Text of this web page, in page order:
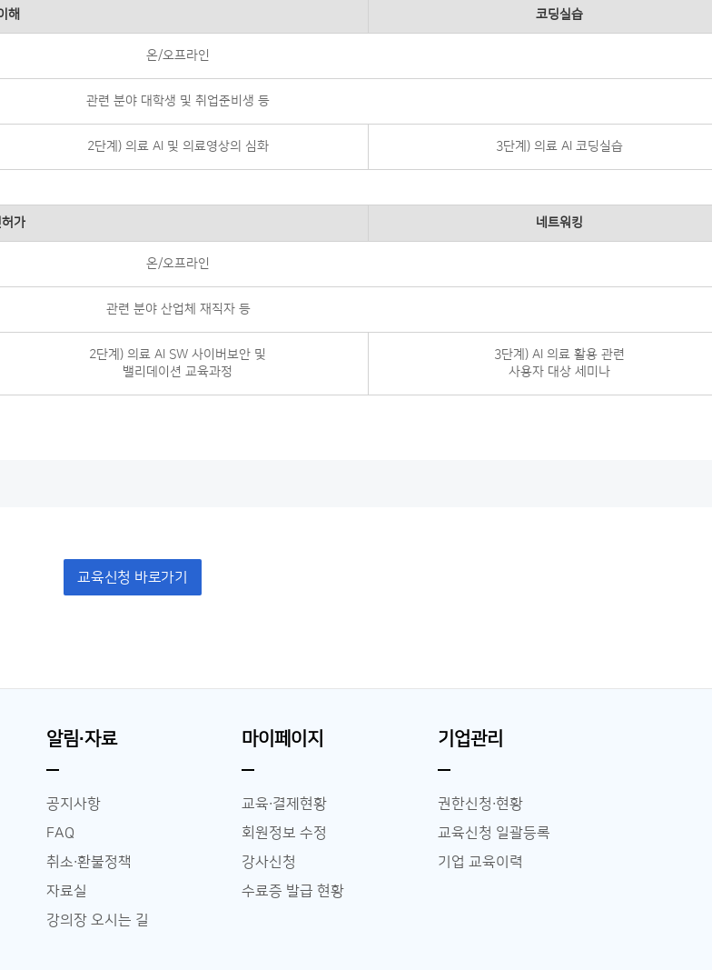
해 코딩실습
온/오프라인
관련 분야 대학생 및 취업준비생 등
2단계) 의료 AI 및 의료영상의 심화 3단계) 의료 AI 코딩실습
가 네트워킹
온/오프라인
관련 분야 산업체 재직자 등
2단계) 의료 AI SW 사이버보안 및
밸리데이션 교육과정
3단계) AI 의료 활용 관련
사용자 대상 세미나
교육신청 바로가기
알림∙자료
공지사항
FAQ
취소∙환불정책
자료실
강의장 오시는 길
마이페이지
교육∙결제현황
회원정보 수정
강사신청
수료증 발급 현황
기업관리
권한신청∙현황
교육신청 일괄등록
기업 교육이력